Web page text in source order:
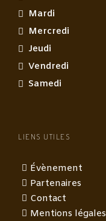
Mardi
Mercredi
Jeudi
Vendredi
Samedi
LIENS UTILES
Évènement
Partenaires
Contact
Mentions légales